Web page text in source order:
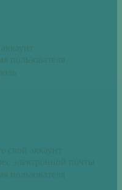
пользователя
свой аккаунт
электронной почты
пользователя